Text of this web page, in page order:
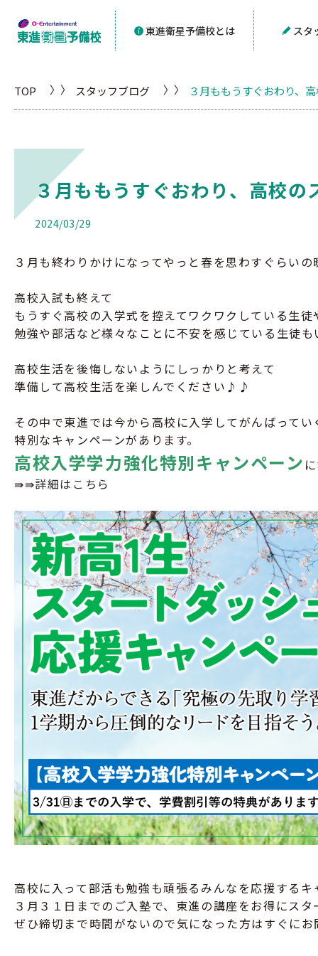
東進衛星予備校とは スタ
TOP スタッフブログ ３月ももうすぐおわり、
３月ももうすぐおわり、高校
2024/03/29
３月も終わりかけになってやっと春を思わすぐらい
高校入試も終えて
もうすぐ高校の入学式を控えてワクワクしている生徒
勉強や部活など様々なことに不安を感じている生徒
高校生活を後悔しないようにしっかりと考えて
準備して高校生活を楽しんでください♪♪
その中で東進では今から高校に入学してがんばって
特別なキャンペーンがあります。
高校入学学力強化特別キャンペーン
⇛⇛詳細はこちら
高校に入って部活も勉強も頑張るみんなを応援する
３月３１日までのご入塾で、東進の講座をお得にス
ぜひ締切まで時間がないので気になった方はすぐに